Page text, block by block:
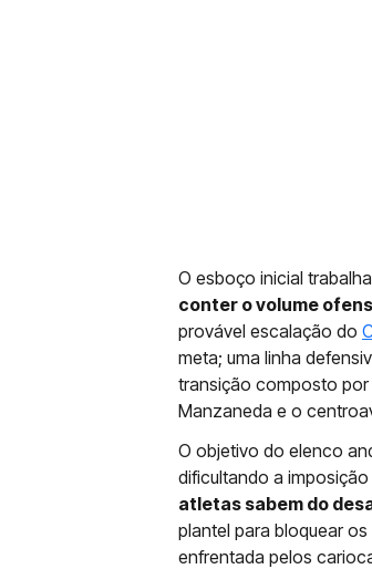
O esboço inicial
conter o volume
provável escalação do
meta; uma linha
transição composto
Manzaneda e o
O objetivo do elenco
dificultando a
atletas sabem do
plantel para bloquear
enfrentada pelos